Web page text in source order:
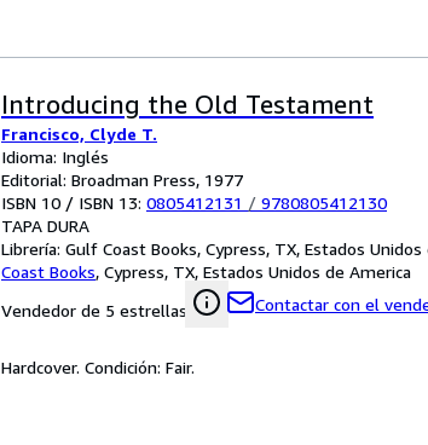
Introducing the Old Testament
Francisco, Clyde T.
Idioma: Inglés
Editorial: Broadman Press, 1977
ISBN 10 / ISBN 13: 0805412131 / 9780805412130
TAPA DURA
Librería: Gulf Coast Books, Cypress, TX, Estados
Coast Books, Cypress, TX, Estados Unidos de America
Vendedor de 5 estrellas
Contactar con el
Hardcover. Condición: Fair.